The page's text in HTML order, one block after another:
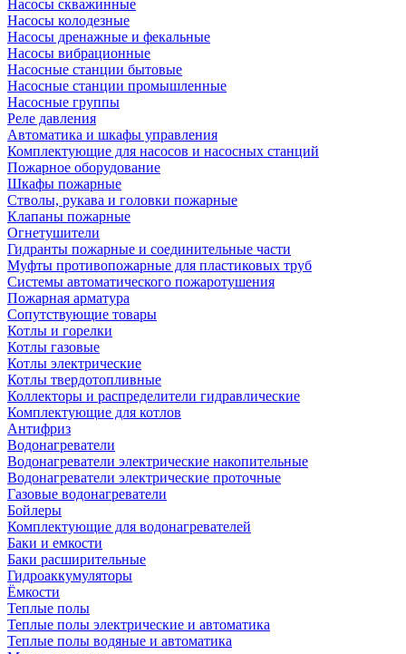
Насосы скважинные
Насосы колодезные
Насосы дренажные и фекальные
Насосы вибрационные
Насосные станции бытовые
Насосные станции промышленные
Насосные группы
Реле давления
Автоматика и шкафы управления
Комплектующие для насосов и насосных станций
Пожарное оборудование
Шкафы пожарные
Стволы, рукава и головки пожарные
Клапаны пожарные
Огнетушители
Гидранты пожарные и соединительные части
Муфты противопожарные для пластиковых труб
Системы автоматического пожаротушения
Пожарная арматура
Сопутствующие товары
Котлы и горелки
Котлы газовые
Котлы электрические
Котлы твердотопливные
Коллекторы и распределители гидравлические
Комплектующие для котлов
Антифриз
Водонагреватели
Водонагреватели электрические накопительные
Водонагреватели электрические проточные
Газовые водонагреватели
Бойлеры
Комплектующие для водонагревателей
Баки и емкости
Баки расширительные
Гидроаккумуляторы
Ёмкости
Теплые полы
Теплые полы электрические и автоматика
Теплые полы водяные и автоматика